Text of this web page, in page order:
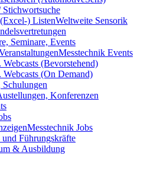
Stichwortsuche
) ListenWeltweite Sensorik
Seminare, Events
Messtechnik Events
Webcasts (Bevorstehend)
Webcasts (On Demand)
Schulungen
Konferenzen
Messtechnik Jobs
Führungskräfte
& Ausbildung